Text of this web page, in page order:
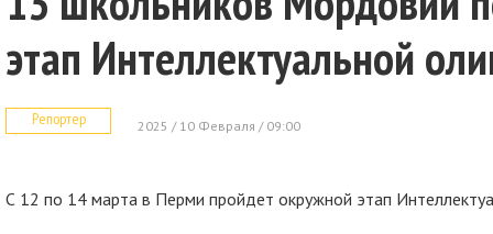
этап Интеллектуальной
Репортер 2025 / 10 Февраля / 09:00
С 12 по 14 марта в Перми пройдет окружной этап